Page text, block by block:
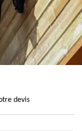
devis